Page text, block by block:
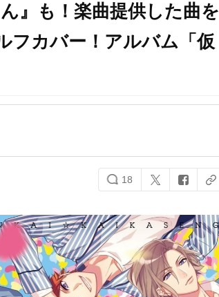
』も！楽曲提供した曲を
フカバー！アルバム「仮
18